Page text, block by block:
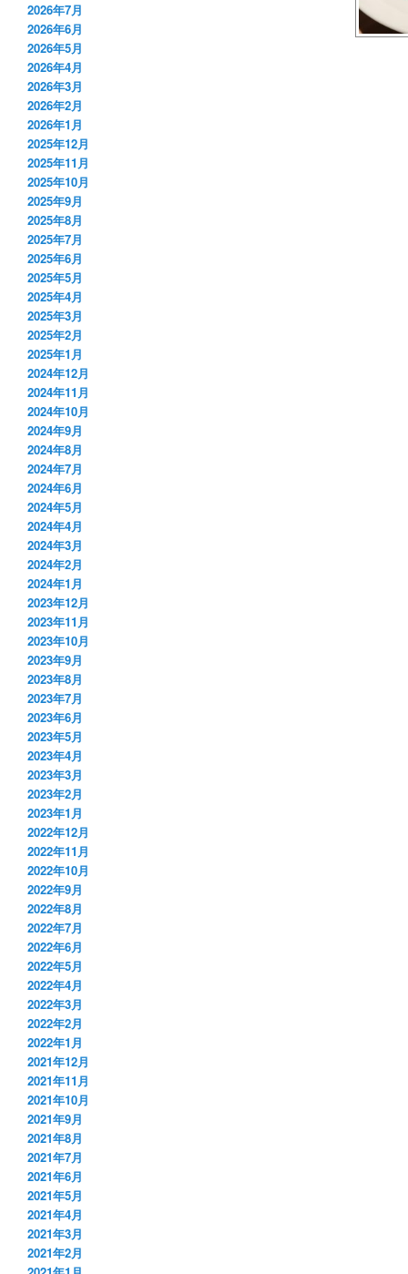
2026年7月
2026年6月
2026年5月
2026年4月
2026年3月
2026年2月
2026年1月
2025年12月
2025年11月
2025年10月
2025年9月
2025年8月
2025年7月
2025年6月
2025年5月
2025年4月
2025年3月
2025年2月
2025年1月
2024年12月
2024年11月
2024年10月
2024年9月
2024年8月
2024年7月
2024年6月
2024年5月
2024年4月
2024年3月
2024年2月
2024年1月
2023年12月
2023年11月
2023年10月
2023年9月
2023年8月
2023年7月
2023年6月
2023年5月
2023年4月
2023年3月
2023年2月
2023年1月
2022年12月
2022年11月
2022年10月
2022年9月
2022年8月
2022年7月
2022年6月
2022年5月
2022年4月
2022年3月
2022年2月
2022年1月
2021年12月
2021年11月
2021年10月
2021年9月
2021年8月
2021年7月
2021年6月
2021年5月
2021年4月
2021年3月
2021年2月